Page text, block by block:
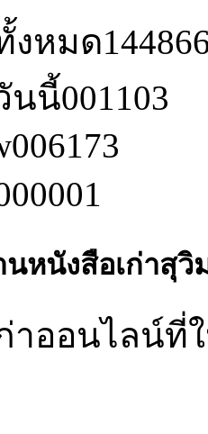
งหมด
นนี้001103
006173
หนังสือเก่าสุวิ
าออนไลน์